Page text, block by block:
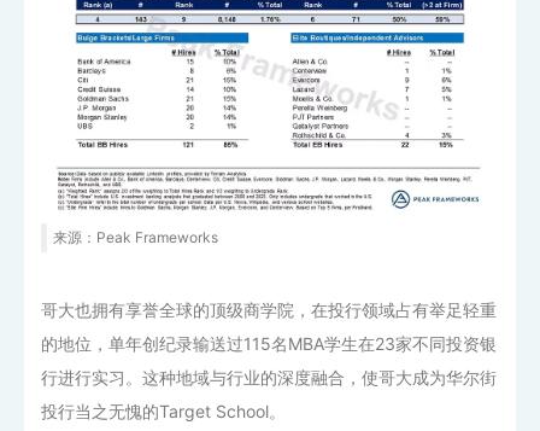
来源：Peak Frameworks
哥大也拥有享誉全球的顶级商学院，在投行领域占有举足轻重
的地位，单年创纪录输送过115名MBA学生在23家不同投资银
行进行实习。这种地域与行业的深度融合，使哥大成为华尔街
投行当之无愧的Target School。